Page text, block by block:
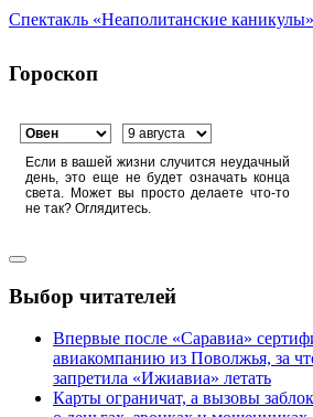
Спектакль «Неаполитанские каникулы»
Гороскоп
Если в вашей жизни случится неудачный
день, это еще не будет означать конца
света. Может вы просто делаете что-то
не так? Оглядитесь.
Выбор читателей
Впервые после «Саравиа»
авиакомпанию из Поволжья, за
запретила «Ижиавиа» летать
Карты ограничат, а вызовы